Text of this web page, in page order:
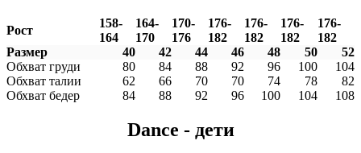
Рост
158-
164
164-
170
170-
176
176-
182
176-
182
176-
182
176-
182
Размер
40 42 44 46 48 50
52
Обхват груди
80 84 88 92 96 100
104
Обхват талии
62 66 70 70 74 78
82
Обхват бедер
84 88 92 96 100 104 108
Dance - дети